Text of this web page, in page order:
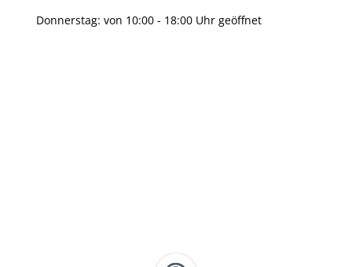
Donnerstag: von 10:00 - 18:00 Uhr geöffnet